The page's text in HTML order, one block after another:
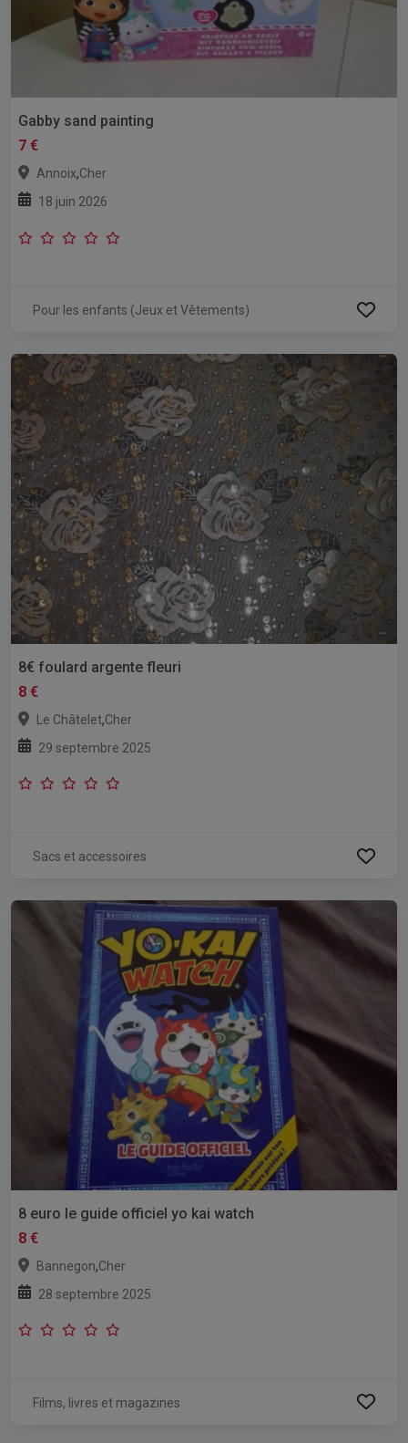
Gabby sand painting
7 €
Annoix,Cher
18 juin 2026
Pour les enfants (Jeux et Vêtements)
8€ foulard argente fleuri
8 €
Le Châtelet,Cher
29 septembre 2025
Sacs et accessoires
8 euro le guide officiel yo kai watch
8 €
Bannegon,Cher
28 septembre 2025
Films, livres et magazines